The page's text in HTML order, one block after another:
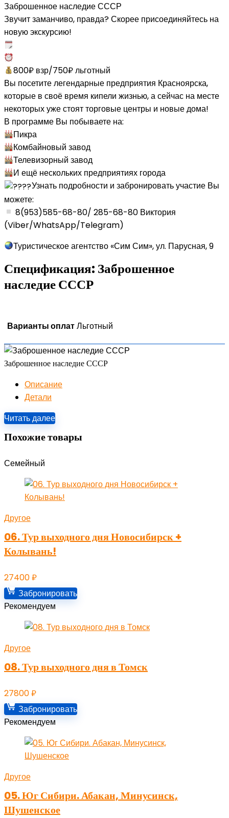
Заброшенное наследие СССР
Звучит заманчиво, правда? Скорее присоединяйтесь на
новую экскурсию!
800₽ взр/750₽ льготный
Вы посетите легендарные предприятия Красноярска,
которые в своё время кипели жизнью, а сейчас на месте
некоторых уже стоят торговые центры и новые дома!
В программе Вы побываете на:
Пикра
Комбайновый завод
Телевизорный завод
И ещё нескольких предприятиях города
Узнать подробности и забронировать участие Вы
можете:
8(953)585-68-80/ 285-68-80 Виктория
(Viber/WhatsApp/Telegram)
Туристическое агентство «Сим Сим», ул. Парусная, 9
Спецификация: Заброшенное
наследие СССР
Варианты оплатЛьготный
Заброшенное наследие СССР
Описание
Детали
Читать далее
Похожие товары
Семейный
Другое
06. Тур выходного дня Новосибирск +
Колывань!
27400₽
Забронировать
Рекомендуем
Другое
08. Тур выходного дня в Томск
27800₽
Забронировать
Рекомендуем
Другое
05. Юг Сибири. Абакан, Минусинск,
Шушенское